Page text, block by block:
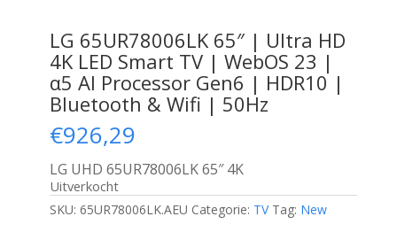
LG 65UR78006LK 65″ | Ultra HD
4K LED Smart TV | WebOS 23 |
α5 AI Processor Gen6 | HDR10 |
Bluetooth & Wifi | 50Hz
€926,29
LG UHD 65UR78006LK 65″ 4K
Uitverkocht
SKU: 65UR78006LK.AEU Categorie: TV Tag: New